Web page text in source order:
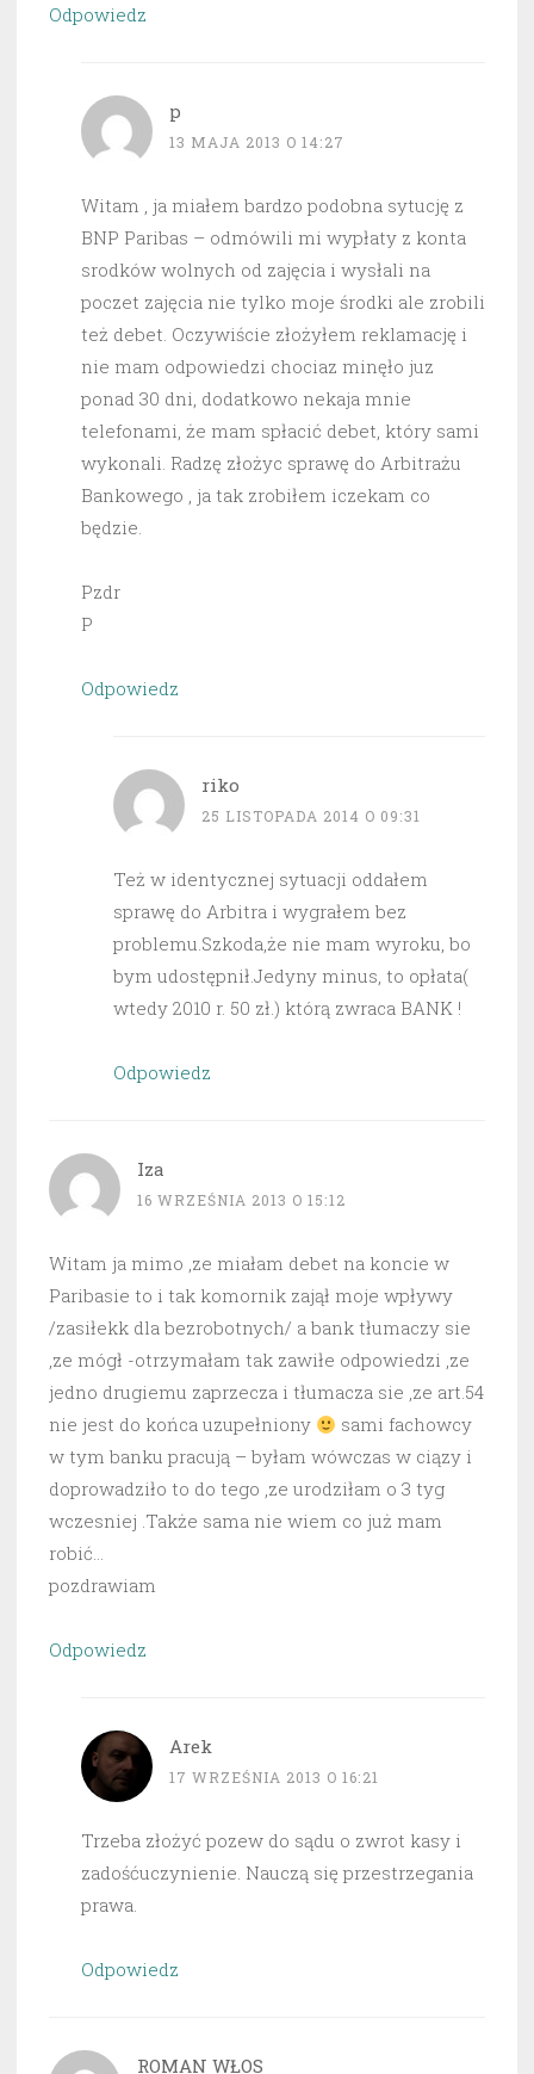
Odpowiedz
p
13 MAJA 2013 O 14:27
Witam , ja miałem bardzo podobna sytucję z
BNP Paribas – odmówili mi wypłaty z konta
srodków wolnych od zajęcia i wysłali na
poczet zajęcia nie tylko moje środki ale zrobili
też debet. Oczywiście złożyłem reklamację i
nie mam odpowiedzi chociaz minęło juz
ponad 30 dni, dodatkowo nekaja mnie
telefonami, że mam spłacić debet, który sami
wykonali. Radzę złożyc sprawę do Arbitrażu
Bankowego , ja tak zrobiłem iczekam co
będzie.
Pzdr
P
Odpowiedz
riko
25 LISTOPADA 2014 O 09:31
Też w identycznej sytuacji oddałem
sprawę do Arbitra i wygrałem bez
problemu.Szkoda,że nie mam wyroku, bo
bym udostępnił.Jedyny minus, to opłata(
wtedy 2010 r. 50 zł.) którą zwraca BANK !
Odpowiedz
Iza
16 WRZEŚNIA 2013 O 15:12
Witam ja mimo ,ze miałam debet na koncie w
Paribasie to i tak komornik zajął moje wpływy
/zasiłekk dla bezrobotnych/ a bank tłumaczy sie
,ze mógł -otrzymałam tak zawiłe odpowiedzi ,ze
jedno drugiemu zaprzecza i tłumacza sie ,ze art.54
nie jest do końca uzupełniony
sami fachowcy
w tym banku pracują – byłam wówczas w ciązy i
doprowadziło to do tego ,ze urodziłam o 3 tyg
wczesniej .Także sama nie wiem co już mam
robić…
pozdrawiam
Odpowiedz
Arek
17 WRZEŚNIA 2013 O 16:21
Trzeba złożyć pozew do sądu o zwrot kasy i
zadośćuczynienie. Nauczą się przestrzegania
prawa.
Odpowiedz
ROMAN WŁOS